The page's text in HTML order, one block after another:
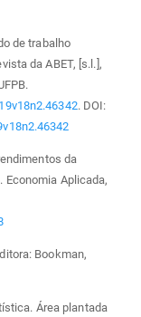
de trabalho
da ABET, [s.l.],
. DOI:
da
Economia Aplicada,
Bookman,
Área plantada